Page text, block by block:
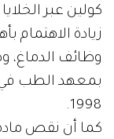
كولين عبر
زيادة الاهتمام
وظائف الدماغ،
بمعهد الطب في
1998.
كما أن نقص